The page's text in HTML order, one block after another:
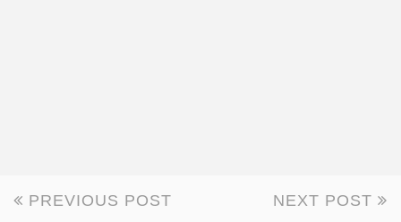
BEITRAGSNAVIGATION
PREVIOUS POST NEXT POST